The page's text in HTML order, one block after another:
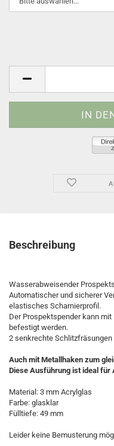
Beschreibung
Wasserabweisender
Automatischer und sicherer
elastisches Scharnierprofil.
Der Prospektspender kann
befestigt werden.
2 senkrechte
Auch mit Metallhaken zum
Diese Ausführung ist ideal für
Material: 3 mm Acrylglas
Farbe: glasklar
Fülltiefe: 49 mm
Leider keine Bemusterung